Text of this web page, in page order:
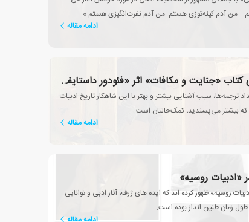
من آدم کینه‌توزی هستم. من آدم نفرت‌انگیزی هستم.»
ادامه مقاله
مقایسه‌ی ترجمه‌های کتاب «جنایت و مکافات» اثر «فئودور داستایفسکی»
ترجمه‌ها، سبب آشنایی بیشتر و بهتر با این شاهکار تاریخ ادبیات
بیشتر می‌پسندید، کمک‌حالتان است.
ادامه مقاله
«ادبیات روسیه»
روسیه» ظهور کرده اند که ایده های ژرف، آثار ادبی و توانایی
زمان طنین انداز بوده است.
ادامه مقاله